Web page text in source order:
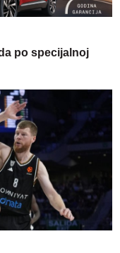
po specijalnoj